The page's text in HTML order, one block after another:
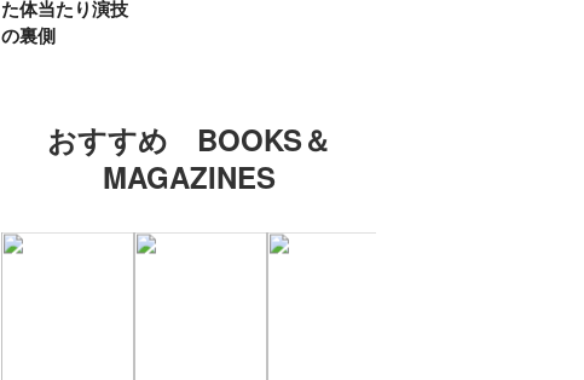
た体当たり演技
の裏側
おすすめ BOOKS＆
MAGAZINES